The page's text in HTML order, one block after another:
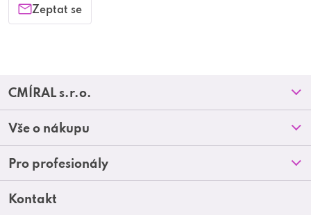
Zeptat se
Z
á
p
a
CMÍRAL s.r.o.
Prodejny
O nás
Blog
Kontakt
Vše o nákupu
Doprava a platba
Obchodní podmínky
Reklamace a vrácení zboží
Pro profesionály
Akční letáky
Kontakt